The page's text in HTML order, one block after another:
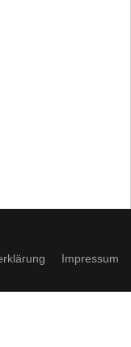
Impressum